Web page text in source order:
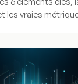
les vraies